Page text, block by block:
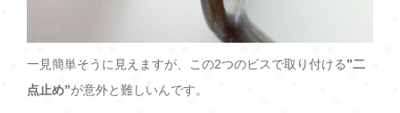
一見簡単そうに見えますが、この2つのビスで取り付ける”二
点止め”が意外と難しいんです。